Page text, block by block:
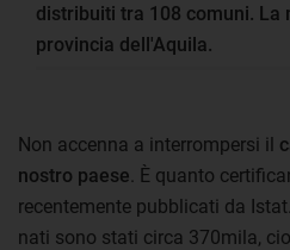
distribuiti tra 108 comuni. La
provincia dell'Aquila.
Non accenna a interrompersi il
nostro paese . È quanto
recentemente pubblicati da
nati sono stati circa 370mila,